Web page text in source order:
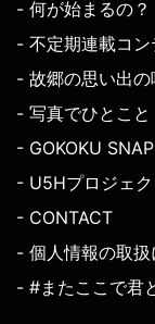
- 何が始まるの？
- 不定期連載コン
- 故郷の思い出の
- 写真でひとこ
- GOKOKU SNAP
- U5Hプロジェ
- CONTACT
- 個人情報の取扱
- #またここで君